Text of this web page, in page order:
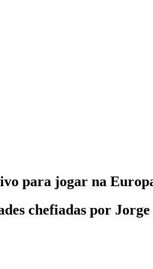
para jogar na
chefiadas por